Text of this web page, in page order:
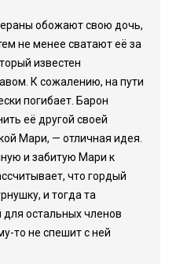
обожают свою дочь,
не менее сватают её за
известен
К сожалению, на пути
погибает. Барон
её другой своей
Мари, — отличная идея.
и забитую Мари к
что гордый
и тогда та
остальных членов
то не спешит с ней